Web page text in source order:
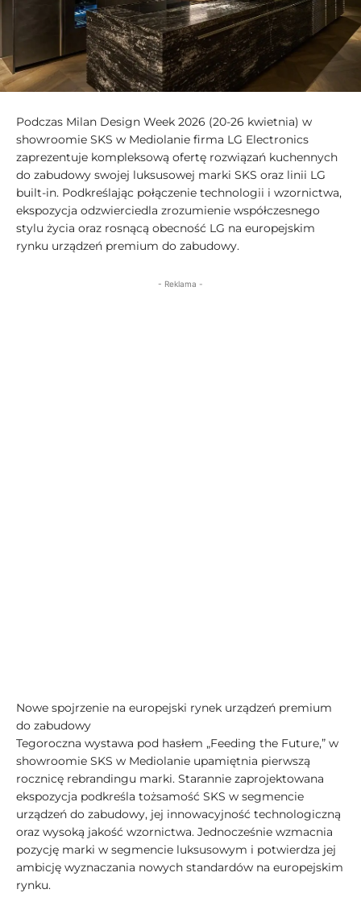
Podczas Milan Design Week 2026 (20-26 kwietnia) w
showroomie SKS w Mediolanie firma LG Electronics
zaprezentuje kompleksową ofertę rozwiązań kuchennych
do zabudowy swojej luksusowej marki SKS oraz linii LG
built-in. Podkreślając połączenie technologii i wzornictwa,
ekspozycja odzwierciedla zrozumienie współczesnego
stylu życia oraz rosnącą obecność LG na europejskim
rynku urządzeń premium do zabudowy.
- Reklama -
Nowe spojrzenie na europejski rynek urządzeń premium
do zabudowy
Tegoroczna wystawa pod hasłem „Feeding the Future,” w
showroomie SKS w Mediolanie upamiętnia pierwszą
rocznicę rebrandingu marki. Starannie zaprojektowana
ekspozycja podkreśla tożsamość SKS w segmencie
urządzeń do zabudowy, jej innowacyjność technologiczną
oraz wysoką jakość wzornictwa. Jednocześnie wzmacnia
pozycję marki w segmencie luksusowym i potwierdza jej
ambicję wyznaczania nowych standardów na europejskim
rynku.